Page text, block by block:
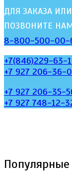
ДЛЯ ЗАКАЗА
ПОЗВОНИТЕ
8-800-500-00-
+7(846)229-63-
+7 927 206-36-
+7 927 206-35-
+7 927 748-12-